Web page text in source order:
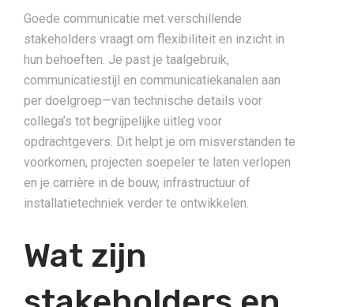
Goede communicatie met verschillende
stakeholders vraagt om flexibiliteit en inzicht in
hun behoeften. Je past je taalgebruik,
communicatiestijl en communicatiekanalen aan
per doelgroep—van technische details voor
collega’s tot begrijpelijke uitleg voor
opdrachtgevers. Dit helpt je om misverstanden te
voorkomen, projecten soepeler te laten verlopen
en je carrière in de bouw, infrastructuur of
installatietechniek verder te ontwikkelen.
Wat zijn